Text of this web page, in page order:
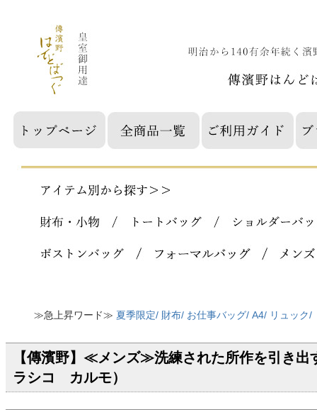
≫急上昇ワード≫ 夏季限定/ 財布/ お仕事バッグ/ A4/ リュック/
【傳濱野】≪メンズ≫洗練された所作を引き
ラシコ カルモ）